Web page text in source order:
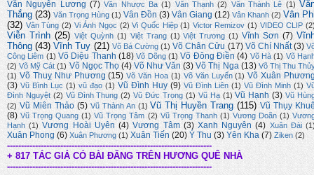
Văn Nguyên Lương (7) Văn Nhược Ba (1) Văn Thạnh (2) Văn Thành Lê (1)
Thắng (23) Văn Trọng Hùng (1) Vân Đồn (3) Vân Giang (12) Vân Khanh (2) Vân
(32) Vân Tùng (2) Vi Ánh Ngọc (2) Vi Quốc Hiệp (1) Victor Remizov (1) VIDEO CLIP
Viễn Trình (25) Việt Quỳnh (1) Việt Trang (1) Việt Trương (1) Vĩnh Sơn (7)
Thông (43) Vĩnh Tuy (21) Võ Bá Cường (1) Võ Chân Cửu (17) Võ Chí Nhất (3)
Công Liêm (1) Võ Diệu Thanh (18) Võ Dõng (1) Võ Đông Điền (4) Võ Hà (1) Võ
(2) Võ Mỹ Cát (1) Võ Ngọc Thọ (4) Võ Như Văn (3) Võ Thị Nga (13) Võ Thị Thu
(1) Võ Thuỵ Như Phương (15) Võ Văn Hoa (1) Võ Văn Luyến (1) Võ Xuân
(3) Vũ Bình Lục (1) vũ đạo (1) Vũ Đình Huy (9) Vũ Đình Liên (1) Vũ Đình Minh (1)
Đình Nguyệt (2) Vũ Đình Thung (2) Vũ Đức Trọng (1) Vũ Hạ (1) Vũ Hạnh (3) Vũ
(2) Vũ Miên Thảo (5) Vũ Thành An (1) Vũ Thị Huyền Trang (115) Vũ Thụy
(8) Vũ Trọng Quang (1) Vũ Trọng Tâm (2) Vũ Trọng Thanh (1) Vương Doãn (1)
Hạnh (1) Vương Hoài Uyên (4) Vương Tâm (3) Xanh Nguyên (4) Xuân Đài
Xuân Phong (6) Xuân Phương (1) Xuân Tiến (20) Ý Thu (3) Yên Kha (7) Ziken (2)
-------------------------------------------------------------------------
+ 817 TÁC GIẢ CÓ BÀI ĐĂNG TRÊN HƯƠNG QUÊ NHÀ
-------------------------------------------------------------------------